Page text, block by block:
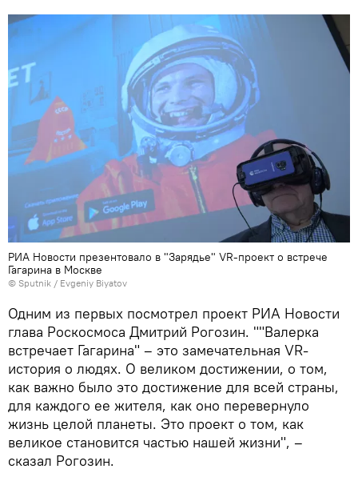
РИА Новости презентовало в "Зарядье" VR-проект о встрече
Гагарина в Москве
© Sputnik / Evgeniy Biyatov
Одним из первых посмотрел проект РИА Новости
глава Роскосмоса Дмитрий Рогозин. ""Валерка
встречает Гагарина" – это замечательная VR-
история о людях. О великом достижении, о том,
как важно было это достижение для всей страны,
для каждого ее жителя, как оно перевернуло
жизнь целой планеты. Это проект о том, как
великое становится частью нашей жизни", –
сказал Рогозин.